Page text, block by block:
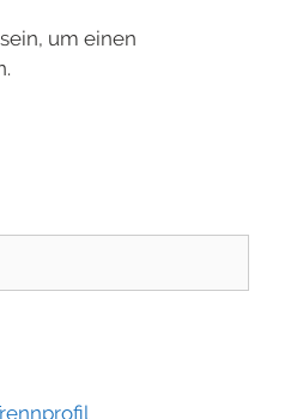
sein, um einen